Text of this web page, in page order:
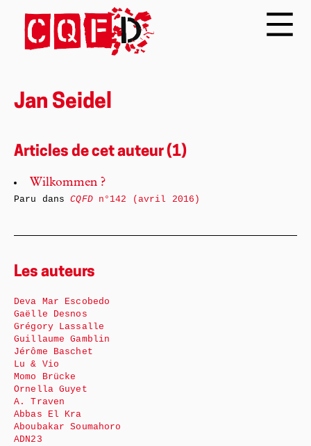
Jan Seidel
Articles de cet auteur (1)
Wilkommen ?
Paru dansCQFDn°142 (avril 2016)
Les auteurs
Deva Mar Escobedo
Gaëlle Desnos
Grégory Lassalle
Guillaume Gamblin
Jérôme Baschet
Lu & Vio
Momo Brücke
Ornella Guyet
A. Traven
Abbas El Kra
Aboubakar Soumahoro
ADN23